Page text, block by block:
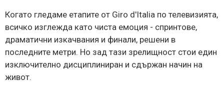
Когато гледаме етапите от Giro d'Italia по телевизията,
всичко изглежда като чиста емоция - спринтове,
драматични изкачвания и финали, решени в
последните метри. Но зад тази зрелищност стои един
изключително дисциплиниран и сдържан начин на
живот.